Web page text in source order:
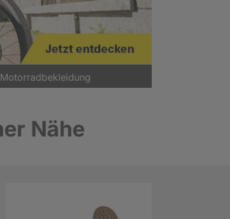
Motorradbekleidung
Nähe